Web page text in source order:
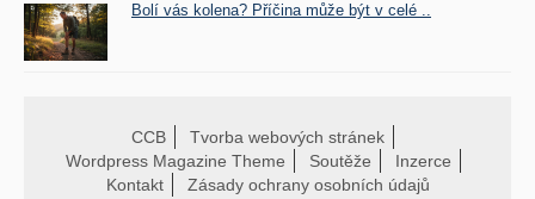
Bolí vás kolena? Příčina může být v celé ..
CCB
Tvorba webových stránek
Wordpress Magazine Theme
Soutěže
Inzerce
Kontakt
Zásady ochrany osobních údajů